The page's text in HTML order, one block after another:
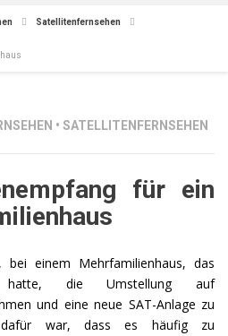
Satellitenfernsehen
• SATELLITENFERNSEHEN
für ein
einem Mehrfamilienhaus, das
hatte, die Umstellung auf
und eine neue SAT-Anlage zu
war, dass es häufig zu